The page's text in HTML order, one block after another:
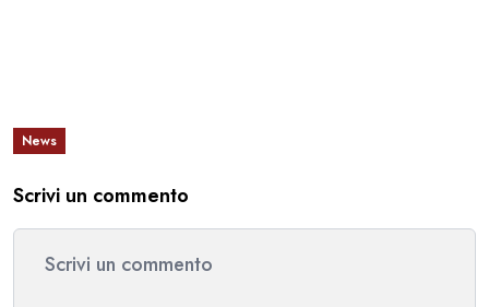
News
Scrivi un commento